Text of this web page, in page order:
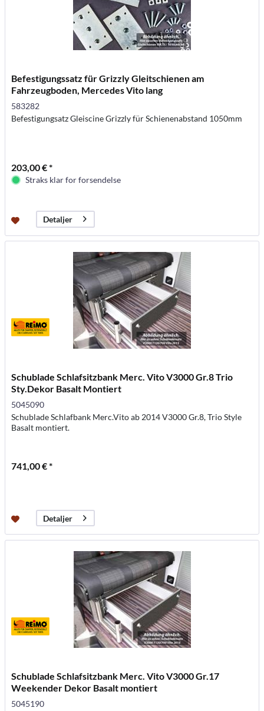
Befestigungssatz für Grizzly Gleitschienen am
Fahrzeugboden, Mercedes Vito lang
583282
Befestigungsatz Gleiscine Grizzly für Schienenabstand 1050mm
203,00 € *
Straks klar for forsendelse
Detaljer
Schublade Schlafsitzbank Merc. Vito V3000 Gr.8 Trio
Sty.Dekor Basalt Montiert
5045090
Schublade Schlafbank Merc.Vito ab 2014 V3000 Gr.8, Trio Style
Basalt montiert.
741,00 € *
Detaljer
Schublade Schlafsitzbank Merc. Vito V3000 Gr.17
Weekender Dekor Basalt montiert
5045190